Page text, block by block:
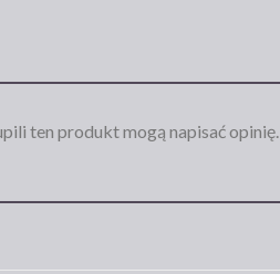
ten produkt mogą napisać opinię.